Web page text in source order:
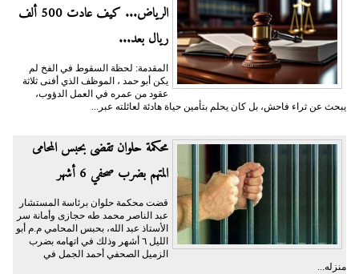
الرياض... كيف عادت 500 ألف
ريال بعد...
المقدمة: لحظة السقوط في الفخ لم
يكن أبو حمد ، الموظف الذي أفنى ثلاثة
عقود من عمره في العمل الدؤوب،
يبحث عن ثراء فاحش، بل كان يحلم بتأمين حياة هادئة لعائلته عبر...
محكمة حلوان تقضى بحبس المحامى
المتهم بضرب صحفي 6 أشهر
قضت محكمة حلوان برئاسة المستشار
عبد الناصر محمد طه حجازى وأمانة سر
الأستاذ عبد الله، بحبس المحامي م.م أبو
الليل ٦ أشهر وذلك في اتهامه بضرب
الزميل الصحفي أحمد الجمل في
منزله...